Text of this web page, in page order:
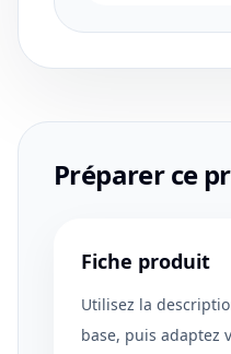
Préparer ce
Fiche produit
Utilisez la
base, puis adaptez